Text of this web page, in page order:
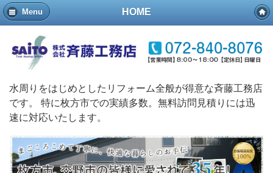
Menu HOME
水周りをはじめとしたリフォーム全般が得意な斉藤工務店
です。 特に枚方市での実績多数。無料訪問見積りには迅
速に対応いたします。